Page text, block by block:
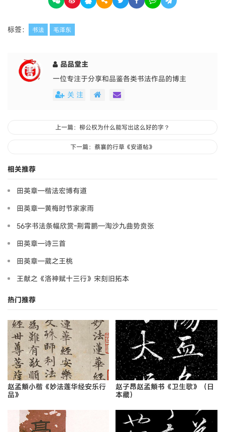
标签： 书法 毛泽东
品品堂主
一位专注于分享和品鉴各类书法作品的博主
关 注
上一篇：柳公权为什么能写出这么好的字？
下一篇：蔡襄的行草《安道帖》
相关推荐
田英章—楷法宏博有道
田英章—黄梅时节家家雨
56字书法条幅欣赏-荆霄鹏—淘沙九曲势贲张
田英章—诗三首
田英章—葳之王桃
王献之《洛神赋十三行》宋刻旧拓本
热门推荐
赵孟頫小楷《妙法莲华经安乐行
品》
赵子昂赵孟頫书《卫生歌》（日
本藏）